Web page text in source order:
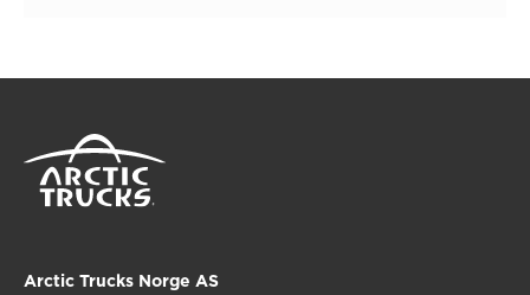
Arctic Trucks Norge AS